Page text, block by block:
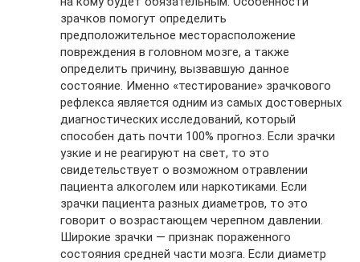
зрачков помогут определить
предположительное месторасположение
повреждения в головном мозге, а также
определить причину, вызвавшую данное
состояние. Именно «тестирование» зрачкового
рефлекса является одним из самых достоверных
диагностических исследований, который
способен дать почти 100% прогноз. Если зрачки
узкие и не реагируют на свет, то это
свидетельствует о возможном отравлении
пациента алкоголем или наркотиками. Если
зрачки пациента разных диаметров, то это
говорит о возрастающем черепном давлении.
Широкие зрачки — признак пораженного
состояния средней части мозга. Если диаметр